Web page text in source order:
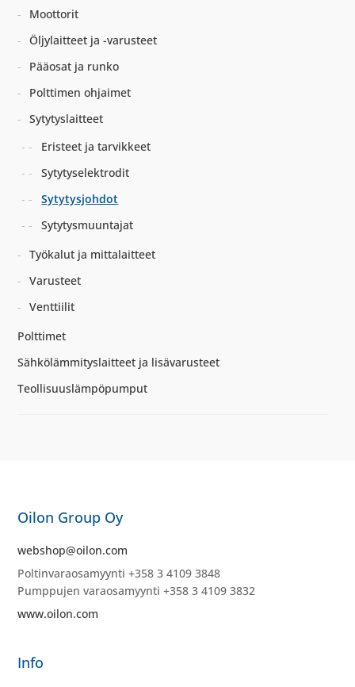
Moottorit
Öljylaitteet ja -varusteet
Pääosat ja runko
Polttimen ohjaimet
Sytytyslaitteet
Eristeet ja tarvikkeet
Sytytyselektrodit
Sytytysjohdot
Sytytysmuuntajat
Työkalut ja mittalaitteet
Varusteet
Venttiilit
Polttimet
Sähkölämmityslaitteet ja lisävarusteet
Teollisuuslämpöpumput
Oilon Group Oy
webshop@oilon.com
Poltinvaraosamyynti +358 3 4109 3848
Pumppujen varaosamyynti +358 3 4109 3832
www.oilon.com
Info